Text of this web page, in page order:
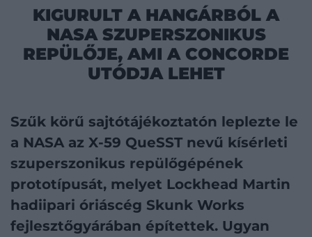
KIGURULT A HANGÁRBÓL A
NASA SZUPERSZONIKUS
REPÜLŐJE, AMI A CONCORDE
UTÓDJA LEHET
Szűk körű sajtótájékoztatón leplezte le
a NASA az X-59 QueSST nevű kísérleti
szuperszonikus repülőgépének
prototípusát, melyet Lockhead Martin
hadiipari óriáscég Skunk Works
fejlesztőgyárában építettek. Ugyan